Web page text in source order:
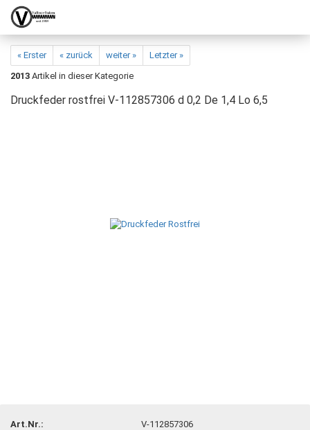
« Erster « zurück weiter »
Letzter »
2013 Artikel in dieser Kategorie
Druckfeder rostfrei V-112857306 d 0,2 De 1,4 Lo 6,5
Art.Nr.:
V-112857306